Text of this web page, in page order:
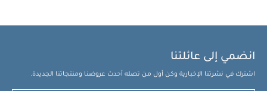
انضمي إلى عائلتنا
اشترك في نشرتنا الإخبارية وكن أول من تصله أحدث عروضنا ومنتجاتنا الجديدة.